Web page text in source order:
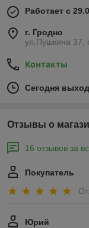
Работает с
г. Гродно
ул.Пушкина 37,
Контакты
Сегодня
Отзывы о
16 отзывов за
Покупатель
Юрий